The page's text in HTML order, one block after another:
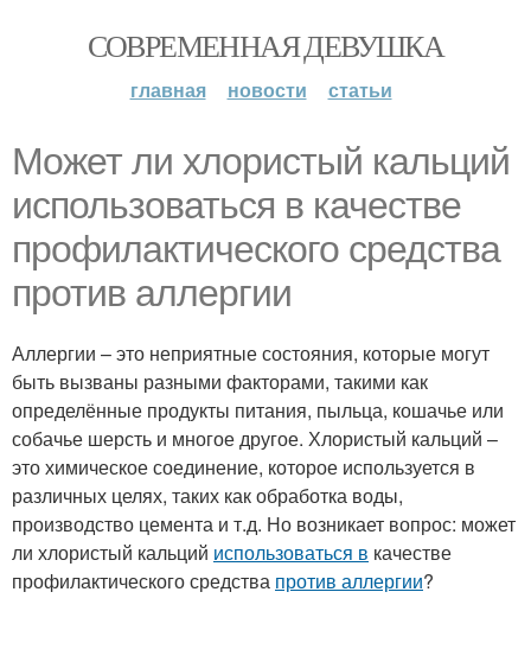
СОВРЕМЕННАЯ ДЕВУШКА
главная новости статьи
Может ли хлористый кальций
использоваться в качестве
профилактического средства
против аллергии
Аллергии – это неприятные состояния, которые могут
быть вызваны разными факторами, такими как
определённые продукты питания, пыльца, кошачье или
собачье шерсть и многое другое. Хлористый кальций –
это химическое соединение, которое используется в
различных целях, таких как обработка воды,
производство цемента и т.д. Но возникает вопрос: может
ли хлористый кальций использоваться в качестве
профилактического средства против аллергии?